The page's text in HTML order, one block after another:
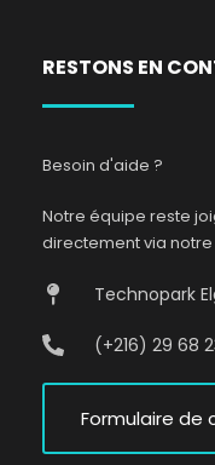
RESTONS EN
Besoin d'aide ?
Notre équipe reste
directement via
Technopark
(+216) 29 68
Formulaire de